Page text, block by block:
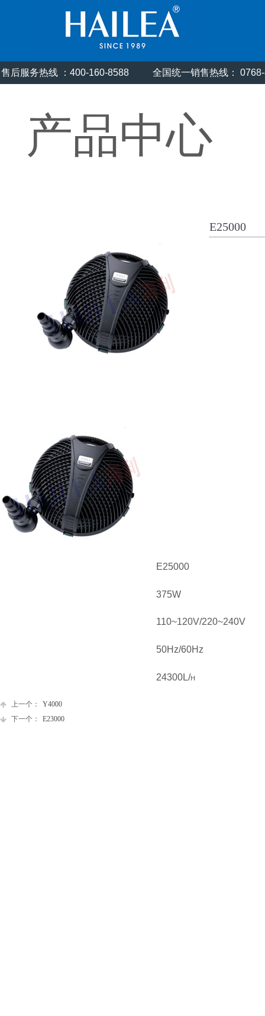
产品中心
E25000
E25000
375W
110~120V/220~240V
50Hz/60Hz
24300L/H
上一个：
Y4000
下一个：
E23000
售后服务热线 ：400-160-8588 全国统一销售热线：